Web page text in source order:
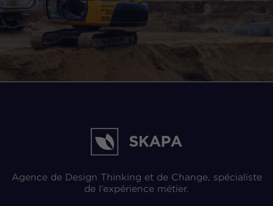
Agence de Design Thinking et de Change, spécialiste
de l’expérience métier.